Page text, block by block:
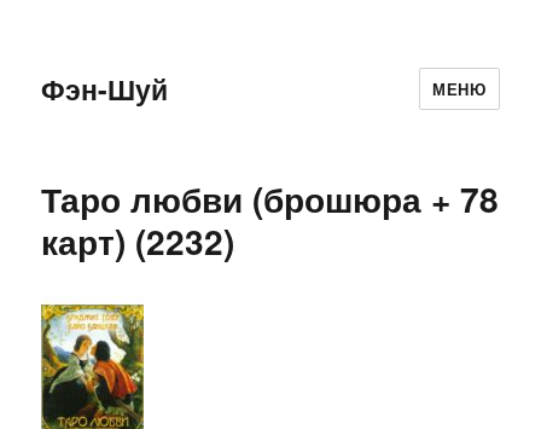
Фэн-Шуй МЕНЮ
Таро любви (брошюра + 78
карт) (2232)